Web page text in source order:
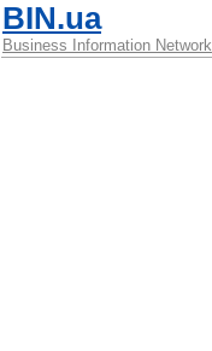
BIN.ua
Business Information Network